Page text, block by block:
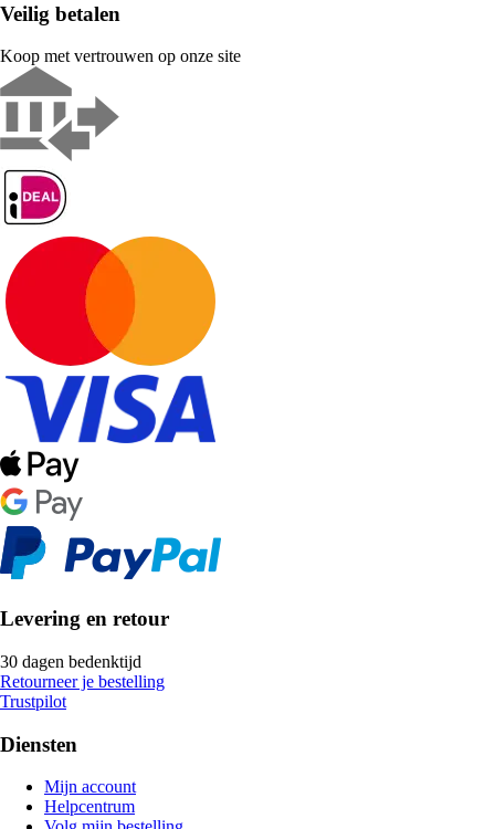
Veilig betalen
Koop met vertrouwen op onze site
Levering en retour
30 dagen bedenktijd
Retourneer je bestelling
Trustpilot
Diensten
Mijn account
Helpcentrum